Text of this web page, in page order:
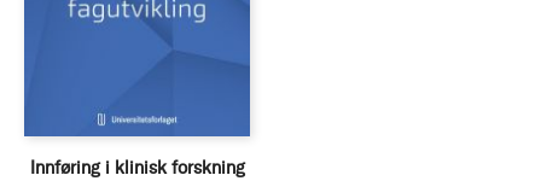
Innføring i klinisk forskning